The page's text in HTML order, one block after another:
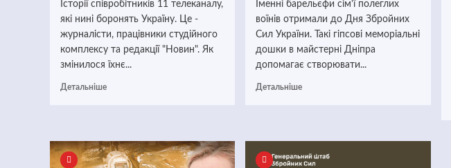
Історії співробітників 11 телеканалу,
які нині боронять Україну. Це -
журналісти, працівники студійного
комплексу та редакції "Новин". Як
змінилося їхнє...
Детальніше
Іменні барельєфи сім'ї полеглих
воїнів отримали до Дня Збройних
Сил України. Такі гіпсові меморіальні
дошки в майстерні Дніпра
допомагає створювати...
Детальніше